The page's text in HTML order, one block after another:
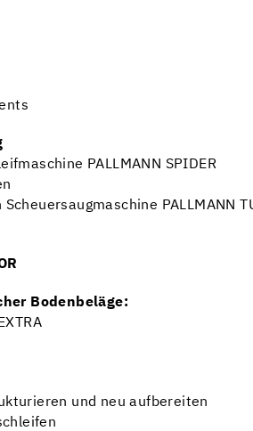
PALLMANN SPIDER
PALLMANN
Bodenbeläge:
und neu aufbereiten